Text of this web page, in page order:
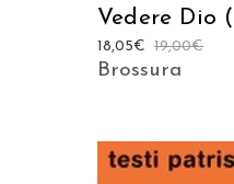
Vedere Dio
19,00€
18,05€
Brossura